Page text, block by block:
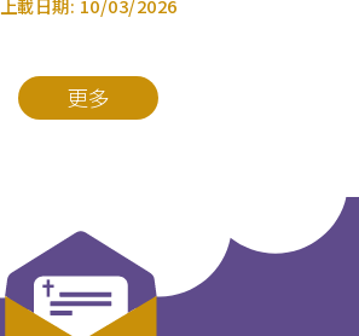
上載日期: 10/03/2026
更多